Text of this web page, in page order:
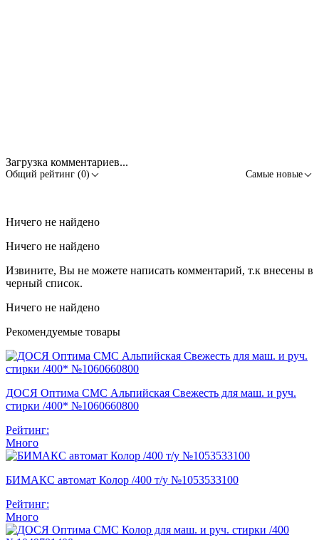
Загрузка комментариев...
Общий рейтинг (0) Самые новые
Ничего не найдено
Ничего не найдено
Извините, Вы не можете написать комментарий, т.к внесены в
черный список.
Ничего не найдено
Рекомендуемые товары
ДОСЯ Оптима СМС Альпийская Свежесть для маш. и руч.
стирки /400* №1060660800
Рейтинг:
Много
БИМАКС автомат Колор /400 т/у №1053533100
Рейтинг:
Много